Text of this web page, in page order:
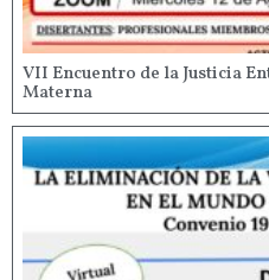
VII Encuentro de la Justicia
Materna